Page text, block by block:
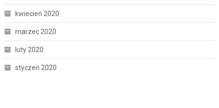
kwiecień 2020
marzec 2020
luty 2020
styczeń 2020